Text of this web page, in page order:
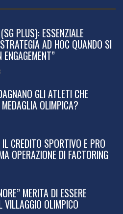
PLUS): ESSENZIALE
AD HOC QUANDO SI
GLI ATLETI CHE
OLIMPICA?
CREDITO SPORTIVO E PRO
OPERAZIONE DI FACTORING
MERITA DI ESSERE
VILLAGGIO OLIMPICO